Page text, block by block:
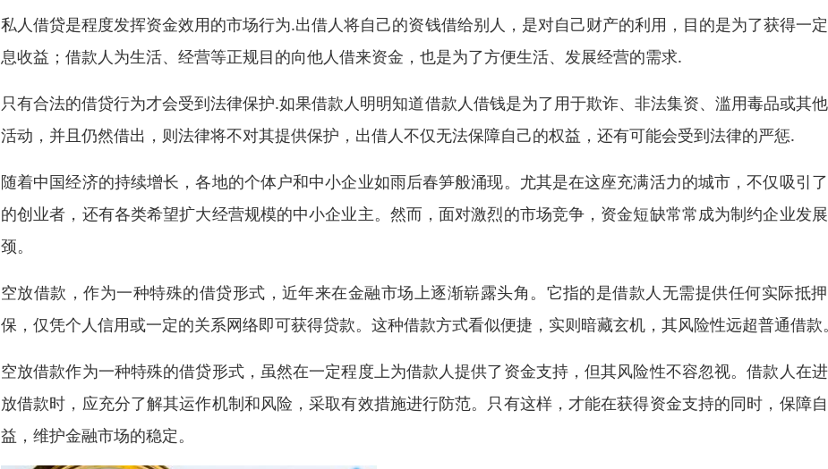
私人借贷是程度发挥资金效用的市场行为.出借人将自己的资钱借给别人，是对自己财产的利用，目的是为了获得一
息收益；借款人为生活、经营等正规目的向他人借来资金，也是为了方便生活、发展经营的需求.
只有合法的借贷行为才会受到法律保护.如果借款人明明知道借款人借钱是为了用于欺诈、非法集资、滥用毒品或其
活动，并且仍然借出，则法律将不对其提供保护，出借人不仅无法保障自己的权益，还有可能会受到法律的严惩.
随着中国经济的持续增长，各地的个体户和中小企业如雨后春笋般涌现。尤其是在这座充满活力的城市，不仅吸引
的创业者，还有各类希望扩大经营规模的中小企业主。然而，面对激烈的市场竞争，资金短缺常常成为制约企业发
颈。
空放借款，作为一种特殊的借贷形式，近年来在金融市场上逐渐崭露头角。它指的是借款人无需提供任何实际抵
保，仅凭个人信用或一定的关系网络即可获得贷款。这种借款方式看似便捷，实则暗藏玄机，其风险性远超普通借款
空放借款作为一种特殊的借贷形式，虽然在一定程度上为借款人提供了资金支持，但其风险性不容忽视。借款人在
放借款时，应充分了解其运作机制和风险，采取有效措施进行防范。只有这样，才能在获得资金支持的同时，保障
益，维护金融市场的稳定。